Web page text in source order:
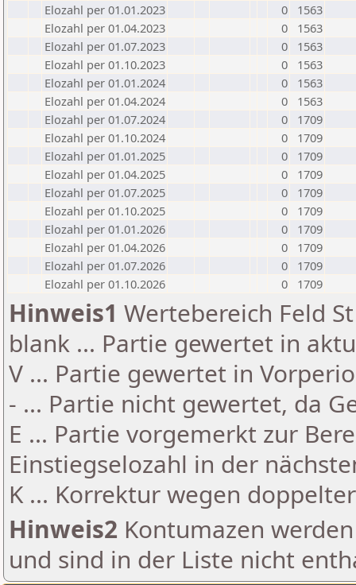
Elozahl per 01.01.2023
0
1563
Elozahl per 01.04.2023
0
1563
Elozahl per 01.07.2023
0
1563
Elozahl per 01.10.2023
0
1563
Elozahl per 01.01.2024
0
1563
Elozahl per 01.04.2024
0
1563
Elozahl per 01.07.2024
0
1709
Elozahl per 01.10.2024
0
1709
Elozahl per 01.01.2025
0
1709
Elozahl per 01.04.2025
0
1709
Elozahl per 01.07.2025
0
1709
Elozahl per 01.10.2025
0
1709
Elozahl per 01.01.2026
0
1709
Elozahl per 01.04.2026
0
1709
Elozahl per 01.07.2026
0
1709
Elozahl per 01.10.2026
0 1709
Hinweis1 Wertebereich Feld
blank ... Partie gewertet in
V ... Partie gewertet in
- ... Partie nicht gewertet, da
E ... Partie vorgemerkt zur
Einstiegselozahl in der
K ... Korrektur wegen
Hinweis2 Kontumazen
und sind in der Liste nicht